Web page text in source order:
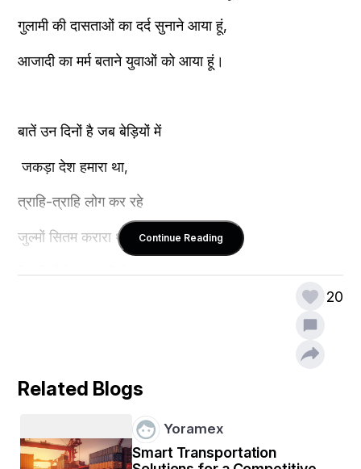
गुलामी की दासताओं का दर्द सुनाने आया हूं,
आजादी का मर्म बताने युवाओं को आया हूं।
बातें उन दिनों है जब बेड़ियों में
जकड़ा देश हमारा था,
त्राहि-त्राहि लोग कर रहे
जुल्मों सितम करारा था,
सरेआम चमड़ी उधेड़ा था।
अंग्रेजों के जुल्मों ने मन में उबाल मचाया था,
Continue Reading
20
Related Blogs
Yoramex
Smart Transportation